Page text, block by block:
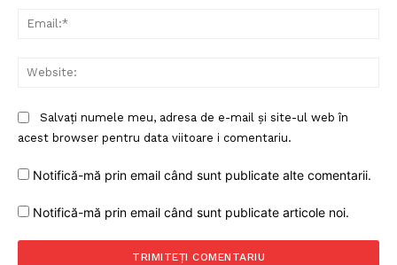
Salvați numele meu, adresa de e-mail și site-ul web în
acest browser pentru data viitoare i comentariu.
Notifică-mă prin email când sunt publicate alte comentarii.
Notifică-mă prin email când sunt publicate articole noi.